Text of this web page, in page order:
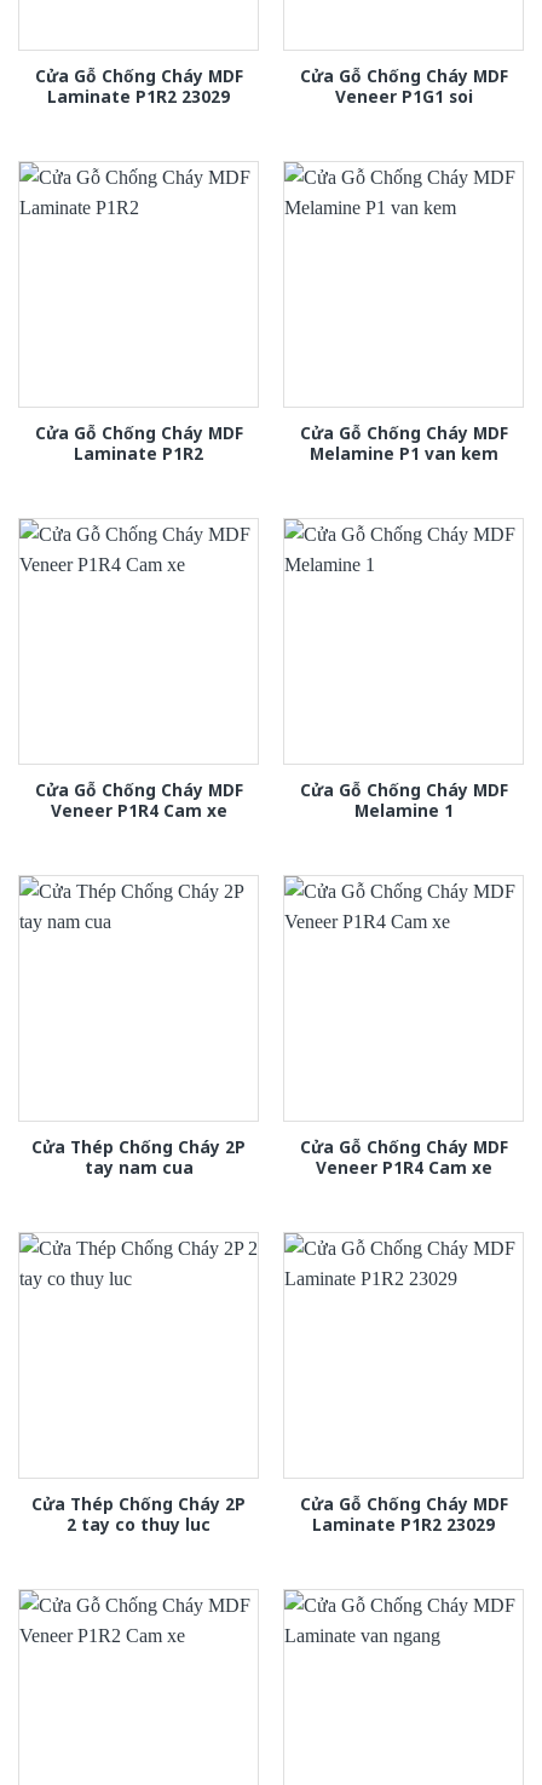
Cửa Gỗ Chống Cháy MDF
Laminate P1R2 23029
Cửa Gỗ Chống Cháy MDF
Veneer P1G1 soi
Cửa Gỗ Chống Cháy MDF
Laminate P1R2
Cửa Gỗ Chống Cháy MDF
Melamine P1 van kem
Cửa Gỗ Chống Cháy MDF
Veneer P1R4 Cam xe
Cửa Gỗ Chống Cháy MDF
Melamine 1
Cửa Thép Chống Cháy 2P
tay nam cua
Cửa Gỗ Chống Cháy MDF
Veneer P1R4 Cam xe
Cửa Thép Chống Cháy 2P
2 tay co thuy luc
Cửa Gỗ Chống Cháy MDF
Laminate P1R2 23029